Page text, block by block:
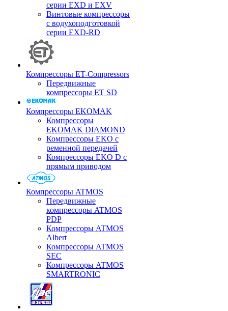
серии EXD и EXV
Винтовые компрессоры
с водухоподготовкой
серии EXD-RD
Компрессоры ET-Compressors
Передвижные
компрессоры ET SD
Компрессоры EKOMAK
Компрессоры
EKOMAK DIAMOND
Компрессоры EKO c
ременной передачей
Компрессоры EKO D с
прямым приводом
Компрессоры ATMOS
Передвижные
компрессоры ATMOS
PDP
Компрессоры ATMOS
Albert
Компрессоры ATMOS
SEC
Компрессоры ATMOS
SMARTRONIC